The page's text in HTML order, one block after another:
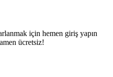
için hemen giriş yapın
ücretsiz!